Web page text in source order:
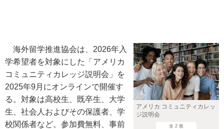
アメリカ コミュニティカレッ
ジ説明会
全 2 枚
海外留学推進協会は、2026年入
学希望者を対象にした「アメリカ
コミュニティカレッジ説明会」を
2025年9月にオンラインで開催す
る。対象は高校生、既卒生、大学
生、社会人およびその保護者、学
校関係者など。参加費無料、事前